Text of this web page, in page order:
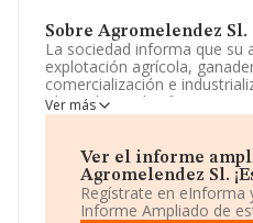
Sobre Agromelendez Sl.
La sociedad informa que su
explotación agrícola,
comercialización e
obtenidos en las fincas cuyo
sean propias o ajenas. b) la
toda clase de product. La
Limitada. Tiene CNAE: 0113
raíces y tubérculos'. La
mercados exteriores.
Ver más
Ver el informe
Agromelendez Sl.
Regístrate en eInforma
Informe Ampliado de